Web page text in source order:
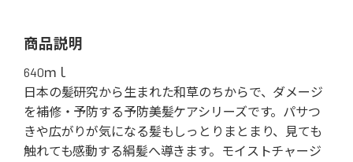
商品説明
640ｍｌ
日本の髪研究から生まれた和草のちからで、ダメージ
を補修・予防する予防美髪ケアシリーズです。パサつ
きや広がりが気になる髪もしっとりまとまり、見ても
触れても感動する絹髪へ導きます。モイストチャージ